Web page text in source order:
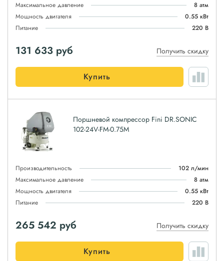
Максимальное давление
8 атм
Мощность двигателя
0.55 кВт
Питание
220 В
131 633 руб Получить скидку
Купить
Поршневой компрессор Fini DR.SONIC
102-24V-FM-0.75M
Производительность
102 л/мин
Максимальное давление
8 атм
Мощность двигателя
0.55 кВт
Питание
220 В
265 542 руб Получить скидку
Купить